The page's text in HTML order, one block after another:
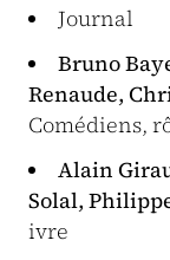
Journal
Bruno
Renaude,
Comédiens,
Alain
Solal,
ivre